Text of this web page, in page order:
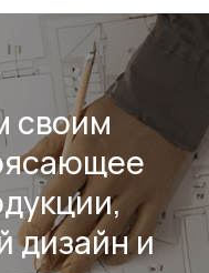
своим
дизайн и